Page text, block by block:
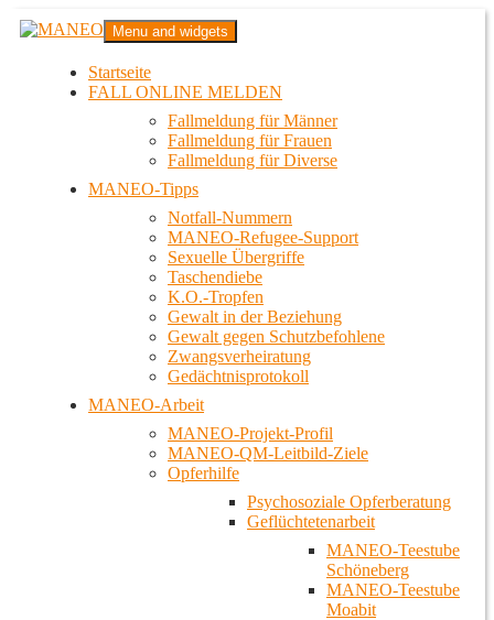
Zum
InhaltMANEO
Das schwule Anti-Gewalt-Projekt in Berlin
Menu and widgets
Startseite
FALL ONLINE MELDEN
Fallmeldung für Männer
Fallmeldung für Frauen
Fallmeldung für Diverse
MANEO-Tipps
Notfall-Nummern
MANEO-Refugee-Support
Sexuelle Übergriffe
Taschendiebe
K.O.-Tropfen
Gewalt in der Beziehung
Gewalt gegen Schutzbefohlene
Zwangsverheiratung
Gedächtnisprotokoll
MANEO-Arbeit
MANEO-Projekt-Profil
MANEO-QM-Leitbild-Ziele
Opferhilfe
Psychosoziale Opferberatung
Geflüchtetenarbeit
MANEO-Teestube
Schöneberg
MANEO-Teestube
Moabit